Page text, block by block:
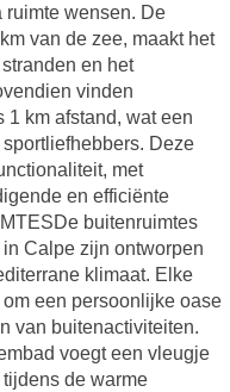
ruimte wensen. De
van de zee, maakt het
en het
vinden
km afstand, wat een
Deze
met
en efficiënte
buitenruimtes
Calpe zijn ontworpen
klimaat. Elke
een persoonlijke oase
van buitenactiviteiten.
voegt een vleugje
de warme